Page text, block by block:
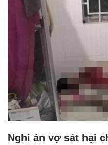
Nghi án vợ sát hại